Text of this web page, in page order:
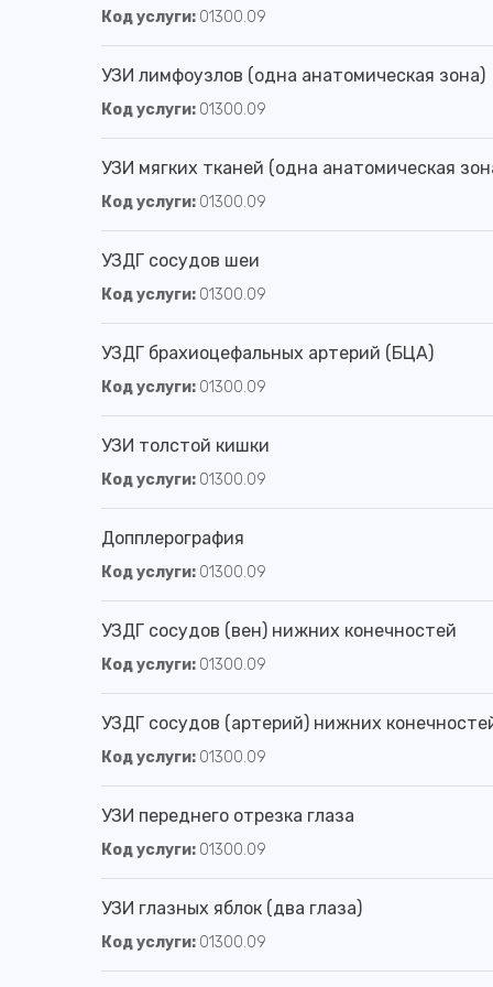
Код услуги: 01300.09
УЗИ лимфоузлов (одна анатомическая зона)
Код услуги: 01300.09
УЗИ мягких тканей (одна анатомическая
Код услуги: 01300.09
УЗДГ сосудов шеи
Код услуги: 01300.09
УЗДГ брахиоцефальных артерий (БЦА)
Код услуги: 01300.09
УЗИ толстой кишки
Код услуги: 01300.09
Допплерография
Код услуги: 01300.09
УЗДГ сосудов (вен) нижних конечностей
Код услуги: 01300.09
УЗДГ сосудов (артерий) нижних
Код услуги: 01300.09
УЗИ переднего отрезка глаза
Код услуги: 01300.09
УЗИ глазных яблок (два глаза)
Код услуги: 01300.09